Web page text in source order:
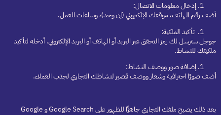
إدخال معلومات الاتصال:
أضف رقم الهاتف، موقعك الإلكتروني (إن وجد)، وساعات العمل.
تأكيد الملكية:
جوجل سترسل لك رمز التحقق عبر البريد أو الهاتف أو البريد الإلكتروني. أدخله لتأكيد
ملكيتك للنشاط.
إضافة صور ووصف النشاط:
أضف صورًا احترافية وشعار ووصف قصير لنشاطك التجاري لجذب العملاء.
بعد ذلك يصبح ملفك التجاري جاهزًا للظهور على Google Search و Google